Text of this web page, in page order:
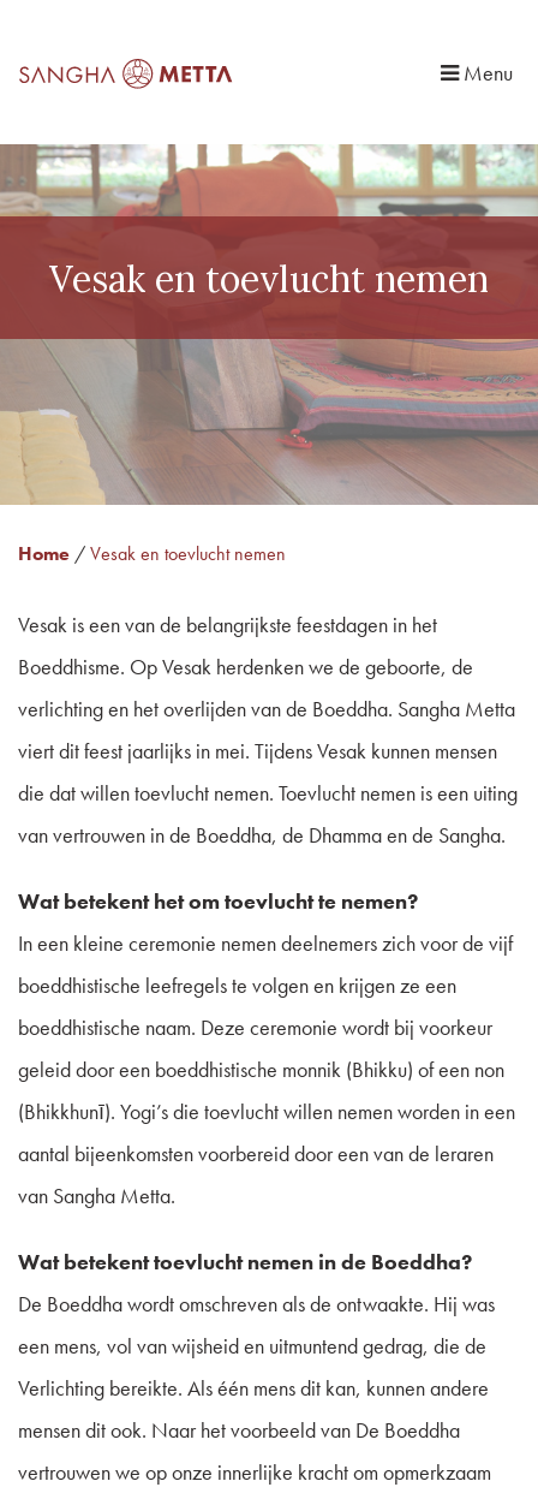
Menu
Vesak en toevlucht nemen
Home /Vesak en toevlucht nemen
Vesak is een van de belangrijkste feestdagen in het
Boeddhisme. Op Vesak herdenken we de geboorte, de
verlichting en het overlijden van de Boeddha. Sangha Metta
viert dit feest jaarlijks in mei. Tijdens Vesak kunnen mensen
die dat willen toevlucht nemen. Toevlucht nemen is een uiting
van vertrouwen in de Boeddha, de Dhamma en de Sangha.
Wat betekent het om toevlucht te nemen?
In een kleine ceremonie nemen deelnemers zich voor de vijf
boeddhistische leefregels te volgen en krijgen ze een
boeddhistische naam. Deze ceremonie wordt bij voorkeur
geleid door een boeddhistische monnik (Bhikku) of een non
(Bhikkhunī). Yogi’s die toevlucht willen nemen worden in een
aantal bijeenkomsten voorbereid door een van de leraren
van Sangha Metta.
Wat betekent toevlucht nemen in de Boeddha?
De Boeddha wordt omschreven als de ontwaakte. Hij was
een mens, vol van wijsheid en uitmuntend gedrag, die de
Verlichting bereikte. Als één mens dit kan, kunnen andere
mensen dit ook. Naar het voorbeeld van De Boeddha
vertrouwen we op onze innerlijke kracht om opmerkzaam